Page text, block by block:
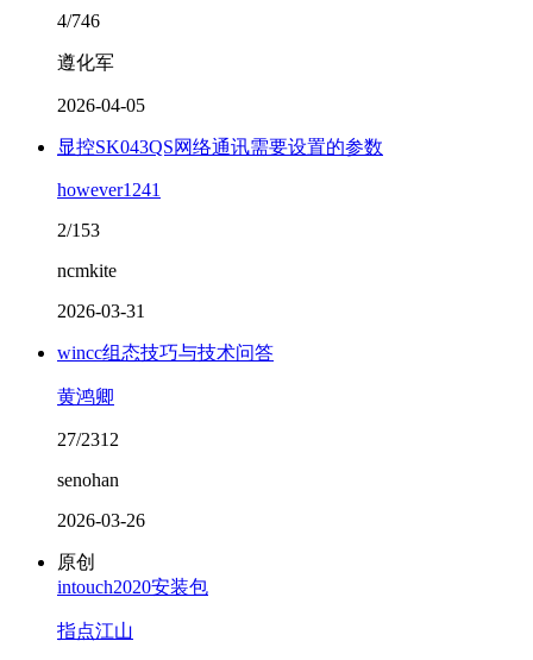
4/746
遵化军
2026-04-05
显控SK043QS网络通讯需要设置的参数
however1241
2/153
ncmkite
2026-03-31
wincc组态技巧与技术问答
黄鸿卿
27/2312
senohan
2026-03-26
原创
intouch2020安装包
指点江山